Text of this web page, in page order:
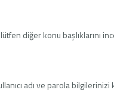
diğer konu başlıklarını
adı ve parola bilgilerinizi